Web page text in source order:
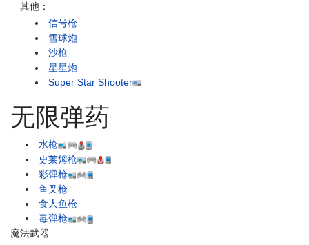
其他：
信号枪
雪球炮
沙枪
星星炮
Super Star Shooter
无限弹药
水枪
史莱姆枪
彩弹枪
鱼叉枪
食人鱼枪
毒弹枪
魔法武器